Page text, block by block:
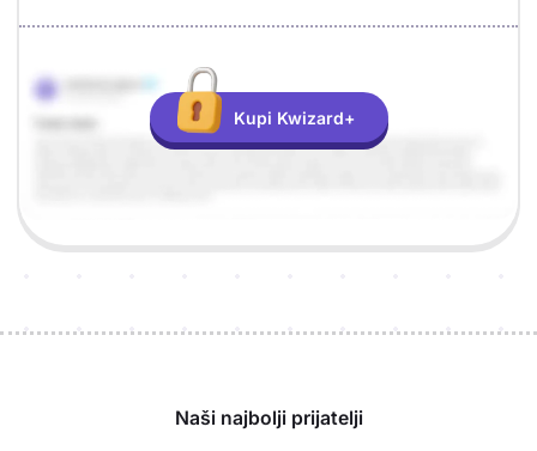
Odgovor
Objašnjenje
Kupi Kwizard+
Naši najbolji prijatelji